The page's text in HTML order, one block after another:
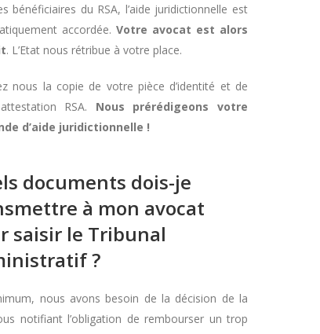
bénéficiaires du RSA, l’aide juridictionnelle est
accordée. Votre avocat est alors
. L’Etat nous rétribue à votre place.
nous la copie de votre pièce d’identité et de
RSA. Nous prérédigeons votre
d’aide juridictionnelle !
documents dois-je
à mon avocat
saisir le Tribunal
?
nous avons besoin de la décision de la
notifiant l’obligation de rembourser un trop